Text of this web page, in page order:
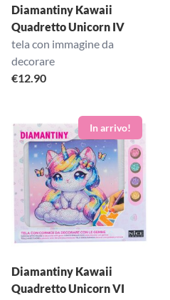
Diamantiny Kawaii
Quadretto Unicorn IV
tela con immagine da
decorare
€12.90
Diamantiny Kawaii
Quadretto Unicorn VI